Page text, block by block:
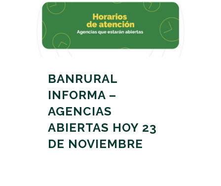
BANRURAL
INFORMA –
AGENCIAS
ABIERTAS HOY 23
DE NOVIEMBRE